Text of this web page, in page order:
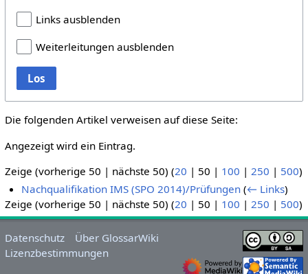
Links ausblenden
Weiterleitungen ausblenden
Los
Die folgenden Artikel verweisen auf diese Seite:
Angezeigt wird ein Eintrag.
Zeige (vorherige 50 | nächste 50) (20 | 50 | 100 | 250 | 500)
Nachqualifikation IMS (SPO 2014)/Prüfungen (← Links)
Zeige (vorherige 50 | nächste 50) (20 | 50 | 100 | 250 | 500)
Datenschutz
Über GlossarWiki
Lizenzbestimmungen